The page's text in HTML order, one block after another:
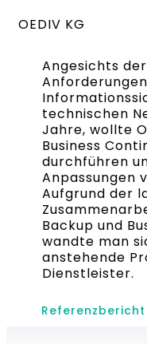
OEDIV KG
Angesichts
technischen
Jahre, wollte
Business
durchführen
Anpassungen
Aufgrund der
Backup und
wandte man
anstehende
Dienstleister.